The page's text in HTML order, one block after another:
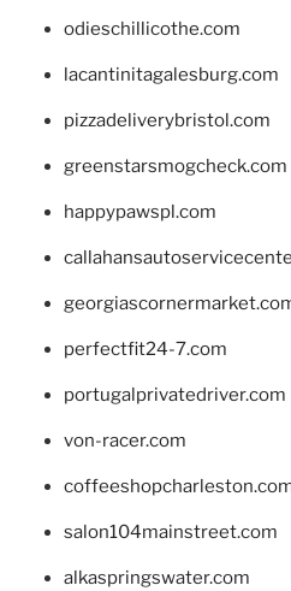
odieschillicothe.com
lacantinitagalesburg.com
pizzadeliverybristol.com
greenstarsmogcheck.com
happypawspl.com
perfectfit24-7.com
portugalprivatedriver.com
von-racer.com
salon104mainstreet.com
alkaspringswater.com